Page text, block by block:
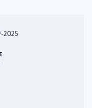
2025